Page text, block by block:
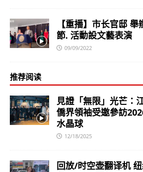
【重播】市长官邸
節. 活動設文藝表演
09/09/2022
推荐阅读
見證「無限」光芒：
僑界領袖受邀參訪
水晶球
12/18/2025
回放/时空壶翻译机